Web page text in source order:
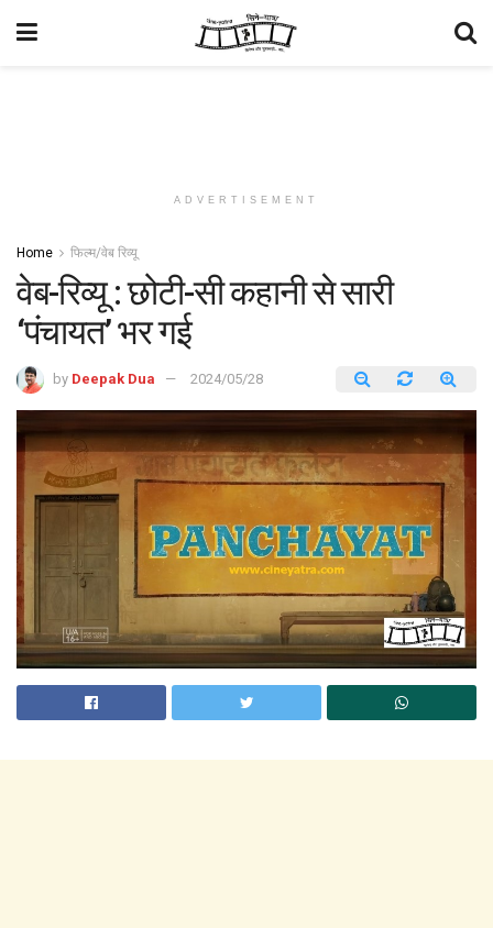
ADVERTISEMENT
Home फिल्म/वेब रिव्यू
वेब-रिव्यू : छोटी-सी कहानी से सारी
‘पंचायत’ भर गई
by Deepak Dua 2024/05/28